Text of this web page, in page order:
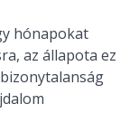
hónapokat
az állapota ez